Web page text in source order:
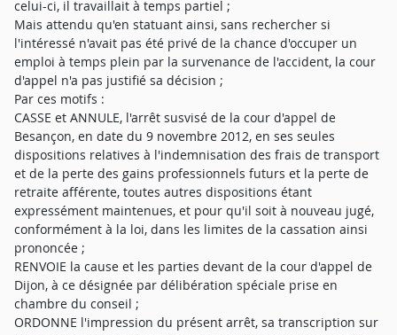
celui-ci, il travaillait à temps partiel ;
Mais attendu qu'en statuant ainsi, sans rechercher si
l'intéressé n'avait pas été privé de la chance d'occuper un
emploi à temps plein par la survenance de l'accident, la cour
d'appel n'a pas justifié sa décision ;
Par ces motifs :
CASSE et ANNULE, l'arrêt susvisé de la cour d'appel de
Besançon, en date du 9 novembre 2012, en ses seules
dispositions relatives à l'indemnisation des frais de transport
et de la perte des gains professionnels futurs et la perte de
retraite afférente, toutes autres dispositions étant
expressément maintenues, et pour qu'il soit à nouveau jugé,
conformément à la loi, dans les limites de la cassation ainsi
prononcée ;
RENVOIE la cause et les parties devant de la cour d'appel de
Dijon, à ce désignée par délibération spéciale prise en
chambre du conseil ;
ORDONNE l'impression du présent arrêt, sa transcription sur